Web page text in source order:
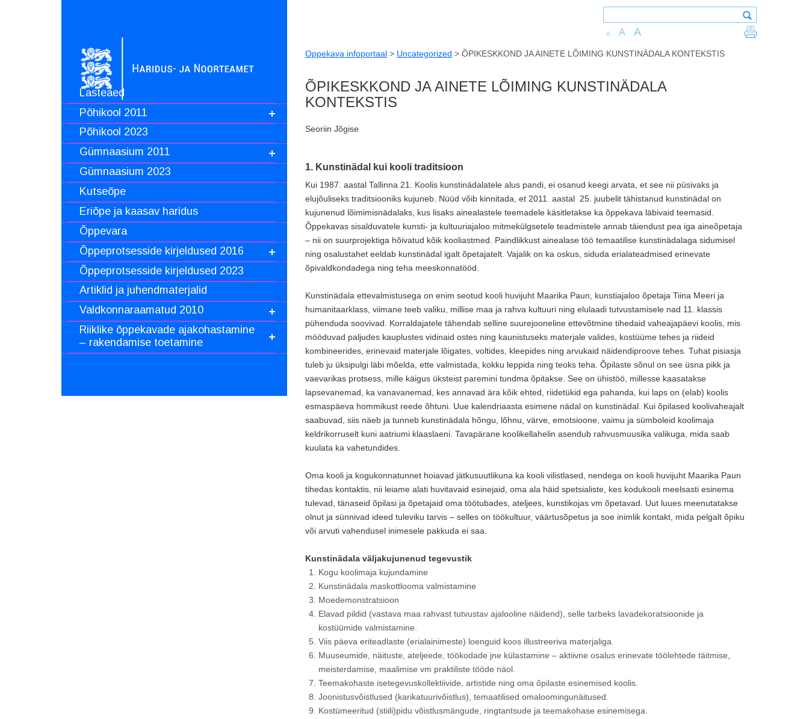
Lasteaed
Põhikool 2011
Põhikool 2023
Gümnaasium 2011
Gümnaasium 2023
Kutseõpe
Eriõpe ja kaasav haridus
Õppevara
Õppeprotsesside kirjeldused 2016
Õppeprotsesside kirjeldused 2023
Artiklid ja juhendmaterjalid
Valdkonnaraamatud 2010
Riiklike õppekavade ajakohastamine
– rakendamise toetamine
A A A
Oppekava infoportaal > Uncategorized > ÕPIKESKKOND JA AINETE LÕIMING KUNSTINÄDALA KONTEKSTIS
ÕPIKESKKOND JA AINETE LÕIMING KUNSTINÄDALA
KONTEKSTIS
Seoriin Jõgise
1. Kunstinädal kui kooli traditsioon
Kui 1987. aastal Tallinna 21. Koolis kunstinädalatele alus pandi, ei osanud keegi arvata, et see nii püsivaks ja
elujõuliseks traditsiooniks kujuneb. Nüüd võib kinnitada, et 2011. aastal 25. juubelit tähistanud kunstinädal on
kujunenud lõimimisnädalaks, kus lisaks ainealastele teemadele käsitletakse ka õppekava läbivaid teemasid.
Õppekavas sisalduvatele kunsti- ja kultuuriajaloo mitmekülgsetele teadmistele annab täiendust pea iga aineõpetaja
– nii on suurprojektiga hõivatud kõik kooliastmed. Paindlikkust ainealase töö temaatilise kunstinädalaga sidumisel
ning osalustahet eeldab kunstinädal igalt õpetajatelt. Vajalik on ka oskus, siduda erialateadmised erinevate
õpivaldkondadega ning teha meeskonnatööd.
Kunstinädala ettevalmistusega on enim seotud kooli huvijuht Maarika Paun, kunstiajaloo õpetaja Tiina Meeri ja
humanitaarklass, viimane teeb valiku, millise maa ja rahva kultuuri ning elulaadi tutvustamisele nad 11. klassis
pühenduda soovivad. Korraldajatele tähendab selline suurejooneline ettevõtmine tihedaid vaheajapäevi koolis, mis
mööduvad paljudes kauplustes vidinaid ostes ning kaunistuseks materjale valides, kostüüme tehes ja riideid
kombineerides, erinevaid materjale lõigates, voltides, kleepides ning arvukaid näidendiproove tehes. Tuhat pisiasja
tuleb ju üksipulgi läbi mõelda, ette valmistada, kokku leppida ning teoks teha. Õpilaste sõnul on see üsna pikk ja
vaevarikas protsess, mille käigus üksteist paremini tundma õpitakse. See on ühistöö, millesse kaasatakse
lapsevanemad, ka vanavanemad, kes annavad ära kõik ehted, riidetükid ega pahanda, kui laps on (elab) koolis
esmaspäeva hommikust reede õhtuni. Uue kalendriaasta esimene nädal on kunstinädal. Kui õpilased koolivaheajalt
saabuvad, siis näeb ja tunneb kunstinädala hõngu, lõhnu, värve, emotsioone, vaimu ja sümboleid koolimaja
keldrikorruselt kuni aatriumi klaaslaeni. Tavapärane koolikellahelin asendub rahvusmuusika valikuga, mida saab
kuulata ka vahetundides.
Oma kooli ja kogukonnatunnet hoiavad jätkusuutlikuna ka kooli vilistlased, nendega on kooli huvijuht Maarika Paun
tihedas kontaktis, nii leiame alati huvitavaid esinejaid, oma ala häid spetsialiste, kes kodukooli meelsasti esinema
tulevad, tänaseid õpilasi ja õpetajaid oma töötubades, ateljees, kunstikojas vm õpetavad. Uut luues meenutatakse
olnut ja sünnivad ideed tuleviku tarvis – selles on töökultuur, väärtusõpetus ja soe inimlik kontakt, mida pelgalt õpiku
või arvuti vahendusel inimesele pakkuda ei saa.
Kunstinädala väljakujunenud tegevustik
Kogu koolimaja kujundamine
Kunstinädala maskottlooma valmistamine
Moedemonstratsioon
Elavad pildid (vastava maa rahvast tutvustav ajalooline näidend), selle tarbeks lavadekoratsioonide ja
kostüümide valmistamine.
Viis päeva eriteadlaste (erialainimeste) loenguid koos illustreeriva materjaliga.
Muuseumide, näituste, ateljeede, töökodade jne külastamine – aktiivne osalus erinevate töölehtede täitmise,
meisterdamise, maalimise vm praktiliste tööde näol.
Teemakohaste isetegevuskollektiivide, artistide ning oma õpilaste esinemised koolis.
Joonistusvõistlused (karikatuurivõistlus), temaatilised omaloomingunäitused.
Kostümeeritud (stiili)pidu võistlusmängude, ringtantsude ja teemakohase esinemisega.